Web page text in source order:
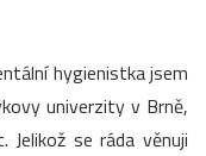
hygienistka jsem
univerzity v Brně,
se ráda věnuji